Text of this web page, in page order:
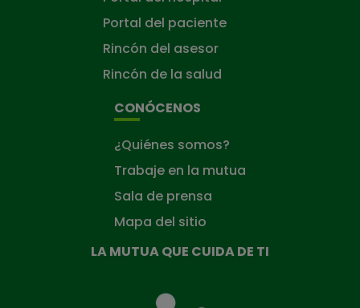
Portal del paciente
Rincón del asesor
Rincón de la salud
CONÓCENOS
¿Quiénes somos?
Trabaje en la mutua
Sala de prensa
Mapa del sitio
LA MUTUA QUE CUIDA DE TI
Mutua